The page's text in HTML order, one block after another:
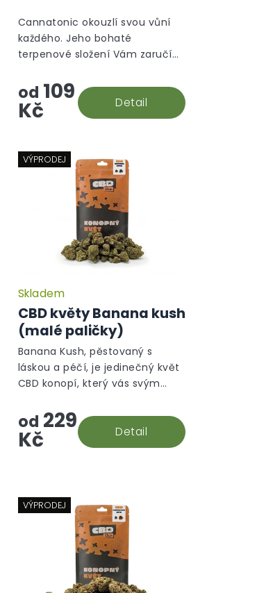
od 109
Kč Detail
Cannatonic okouzlí svou vůní
každého. Jeho bohaté
terpenové složení Vám zaručí
nádechu.
VÝPRODEJ
CBD květy Banana kush
(malé paličky)
Skladem
od 229
Kč Detail
Banana Kush, pěstovaný s
láskou a péčí, je jedinečný květ
CBD konopí, který vás svým
oázy.
VÝPRODEJ